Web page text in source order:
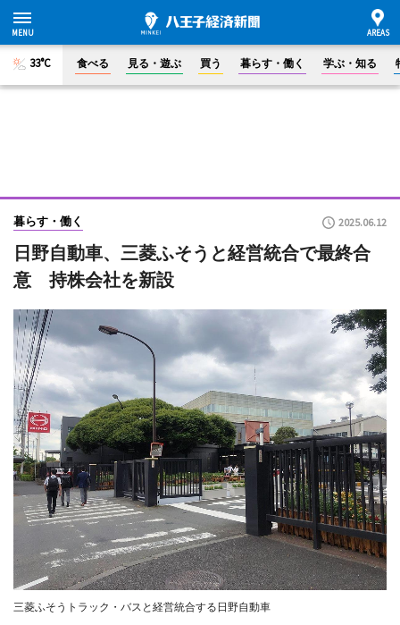
33°C 食べる 見る・遊ぶ 買う 暮らす・働く 学ぶ・知る
暮らす・働く 2025.06.12
日野自動車、三菱ふそうと経営統合で最終合
意 持株会社を新設
三菱ふそうトラック・バスと経営統合する日野自動車